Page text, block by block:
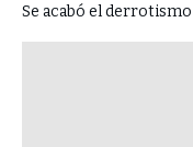
Se acabó el derrotismo